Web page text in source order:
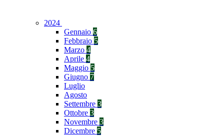
2024
Gennaio 6
Febbraio 5
Marzo 4
Aprile 4
Maggio 5
Giugno 7
Luglio
Agosto
Settembre 3
Ottobre 3
Novembre 3
Dicembre 5